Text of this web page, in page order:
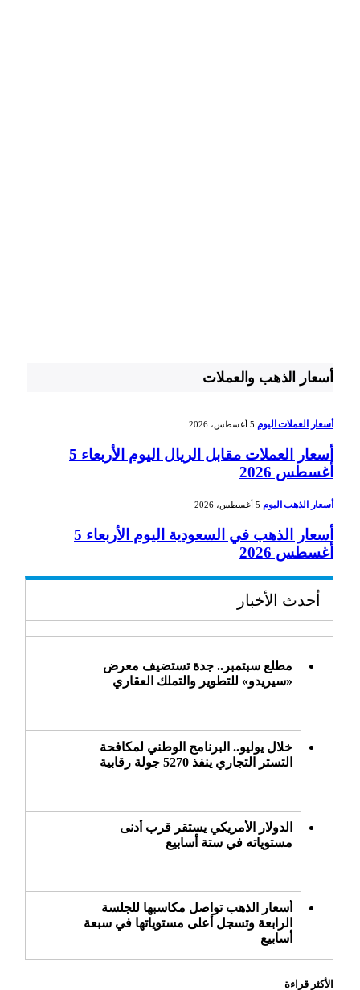
أسعار الذهب والعملات
أسعار العملات اليوم 5 أغسطس، 2026
أسعار العملات مقابل الريال اليوم الأربعاء 5
أغسطس 2026
أسعار الذهب اليوم 5 أغسطس، 2026
أسعار الذهب في السعودية اليوم الأربعاء 5
أغسطس 2026
أحدث الأخبار
مطلع سبتمبر.. جدة تستضيف معرض
«سيريدو» للتطوير والتملك العقاري
خلال يوليو.. البرنامج الوطني لمكافحة
التستر التجاري ينفذ 5270 جولة رقابية
الدولار الأمريكي يستقر قرب أدنى
مستوياته في ستة أسابيع
أسعار الذهب تواصل مكاسبها للجلسة
الرابعة وتسجل أعلى مستوياتها في سبعة
أسابيع
الأكثر قراءة